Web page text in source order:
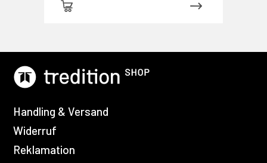
Handling & Versand
Widerruf
Reklamation